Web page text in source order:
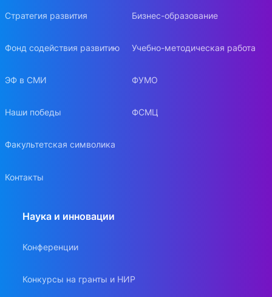
Стратегия развития
Фонд содействия развитию
ЭФ в СМИ
Наши победы
Факультетская символика
Контакты
Бизнес-образование
Учебно-методическая работа
ФУМО
ФСМЦ
Наука и инновации
Конференции
Конкурсы на гранты и НИР